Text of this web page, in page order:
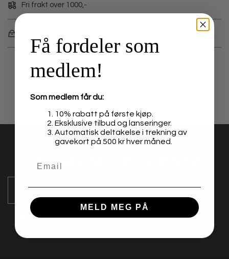
Fri frakt over 1000,-
Meld deg på vårt nyhetsbrev
Få fordeler som
medlem!
Som medlem får du:
10% rabatt på første kjøp.
Eksklusive tilbud og lanseringer.
Automatisk deltakelse i trekning av
gavekort på 500 kr hver måned.
MELD MEG PÅ